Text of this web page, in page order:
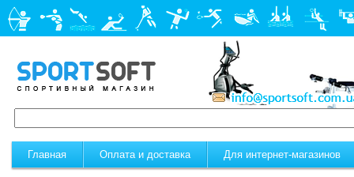
Главная Оплата и доставка Для интернет-магазинов